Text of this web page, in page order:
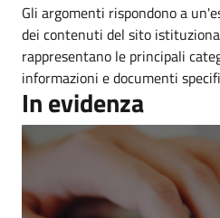
Gli argomenti rispondono a
dei contenuti del sito
rappresentano le principali
informazioni e documenti
In evidenza